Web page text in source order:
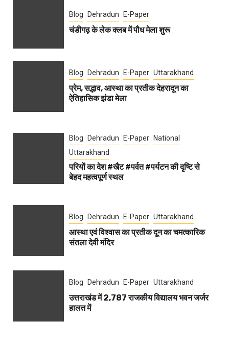
Blog Dehradun E-Paper
चंडीगढ़ के लेक क्लब में पौध मेला शुरू
Blog Dehradun E-Paper Uttarakhand
प्रेम, सद्भाव, आस्था का प्रतीक देहरादून का
ऐतिहासिक झंडा मेला
Blog Dehradun E-Paper
National
Uttarakhand
परियों का देश #खैट #पर्वत #पर्यटन की दृृष्टि से
बेहद महत्वपूर्ण स्थल
Blog Dehradun E-Paper Uttarakhand
आस्था एवं विश्वास का प्रतीक दून का चमत्कारिक
संतला देवी मंदिर
Blog Dehradun E-Paper Uttarakhand
उत्तराखंड में 2,787 राजकीय विद्यालय भवन जर्जर
हालत में